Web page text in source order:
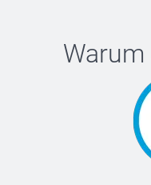
Warum